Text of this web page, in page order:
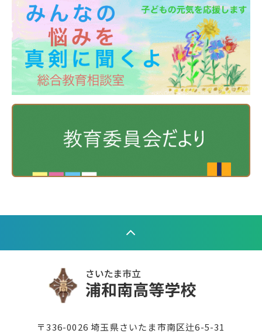
〒336-0026 埼玉県さいたま市南区辻6-5-31